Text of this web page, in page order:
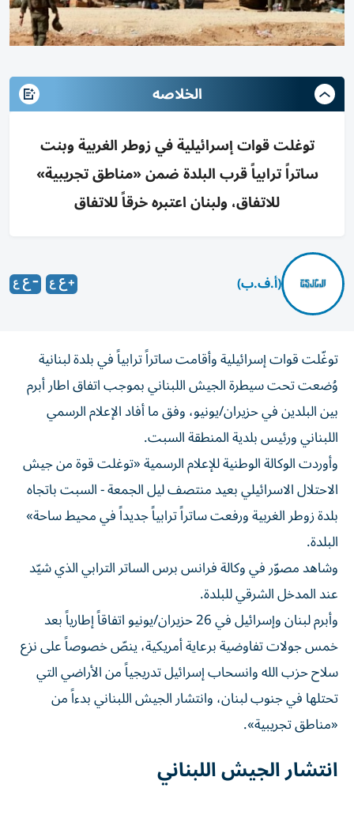
الخلاصه
توغلت قوات إسرائيلية في زوطر الغربية وبنت
ساتراً ترابياً قرب البلدة ضمن «مناطق تجريبية»
للاتفاق، ولبنان اعتبره خرقاً للاتفاق
(أ.ف.ب)
توغّلت قوات إسرائيلية وأقامت ساتراً ترابياً في بلدة لبنانية
وُضعت تحت سيطرة الجيش اللبناني بموجب اتفاق اطار أبرم
بين البلدين في حزيران/يونيو، وفق ما أفاد الإعلام الرسمي
اللبناني ورئيس بلدية المنطقة السبت.
وأوردت الوكالة الوطنية للإعلام الرسمية «توغلت قوة من جيش
الاحتلال الاسرائيلي بعيد منتصف ليل الجمعة - السبت باتجاه
بلدة زوطر الغربية ورفعت ساتراً ترابياً جديداً في محيط ساحة»
البلدة.
وشاهد مصوّر في وكالة فرانس برس الساتر الترابي الذي شيّد
عند المدخل الشرقي للبلدة.
وأبرم لبنان وإسرائيل في 26 حزيران/يونيو اتفاقاً إطارياً بعد
خمس جولات تفاوضية برعاية أمريكية، ينصّ خصوصاً على نزع
سلاح حزب الله وانسحاب إسرائيل تدريجياً من الأراضي التي
تحتلها في جنوب لبنان، وانتشار الجيش اللبناني بدءاً من
«مناطق تجريبية».
انتشار الجيش اللبناني